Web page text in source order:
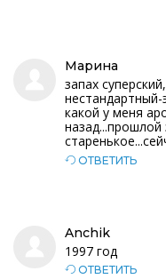
Марина
запах
какой у меня
ОТВЕТИТЬ
Anchik
1997 год
ОТВЕТИТЬ